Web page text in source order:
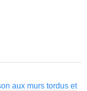
aux murs tordus et